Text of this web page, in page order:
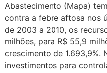
Abastecimento (Mapa)
contra a febre aftosa nos
de 2003 a 2010, os
milhões, para R$ 55,9
crescimento de 1.693,9%.
investimentos para